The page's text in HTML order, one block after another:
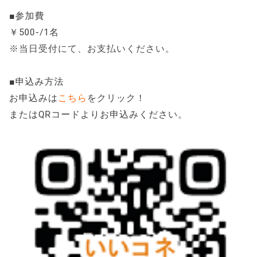
■参加費
￥500-/1名
※当日受付にて、お支払いください。
■申込み方法
お申込みは こちら をクリック！
またはQRコードよりお申込みください。